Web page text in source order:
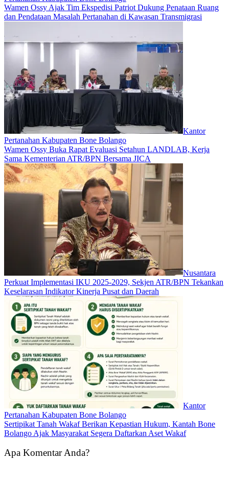
Wamen Ossy Ajak Tim Ekspedisi Patriot Dukung Penataan Ruang
dan Pendataan Masalah Pertanahan di Kawasan Transmigrasi
Kantor
Pertanahan Kabupaten Bone Bolango
Wamen Ossy Buka Rapat Evaluasi Setahun LANDLAB, Kerja
Sama Kementerian ATR/BPN Bersama JICA
Nusantara
Perkuat Implementasi IKU 2025-2029, Sekjen ATR/BPN Tekankan
Keselarasan Indikator Kinerja Pusat dan Daerah
Kantor
Pertanahan Kabupaten Bone Bolango
Sertipikat Tanah Wakaf Berikan Kepastian Hukum, Kantah Bone
Bolango Ajak Masyarakat Segera Daftarkan Aset Wakaf
Apa Komentar Anda?